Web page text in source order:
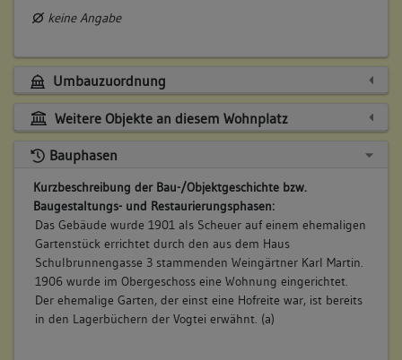
keine Angabe
Umbauzuordnung
Weitere Objekte an diesem Wohnplatz
Bauphasen
Kurzbeschreibung der Bau-/Objektgeschichte bzw.
Baugestaltungs- und Restaurierungsphasen:
Das Gebäude wurde 1901 als Scheuer auf einem ehemaligen
Gartenstück errichtet durch den aus dem Haus
Schulbrunnengasse 3 stammenden Weingärtner Karl Martin.
1906 wurde im Obergeschoss eine Wohnung eingerichtet.
Der ehemalige Garten, der einst eine Hofreite war, ist bereits
in den Lagerbüchern der Vogtei erwähnt. (a)